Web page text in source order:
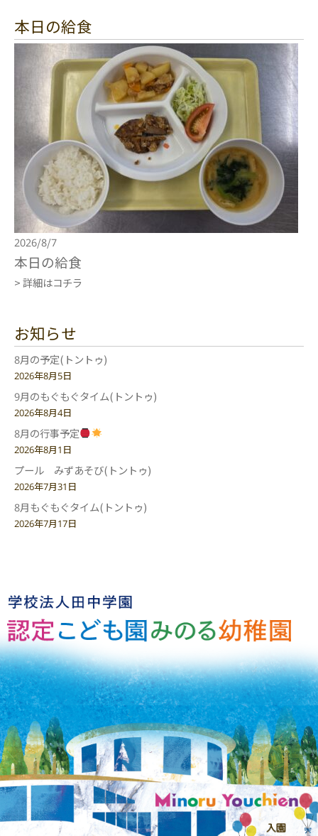
本日の給食
2026/8/7
本日の給食
> 詳細はコチラ
お知らせ
8月の予定(トントゥ)
2026年8月5日
9月のもぐもぐタイム(トントゥ)
2026年8月4日
8月の行事予定
2026年8月1日
プール みずあそび(トントゥ)
2026年7月31日
8月もぐもぐタイム(トントゥ)
2026年7月17日